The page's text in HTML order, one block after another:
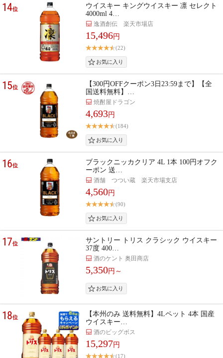
14位
ウイスキー キングウイスキー 凛 セレクト
4000ml 4…
逸酒創伝 楽天市場店
15,496円
(22)
15位
【300円OFFクーポン3日23:59まで】【全
国送料無料】…
焼酎屋ドラゴン
4,693円
(184)
16位
ブラックニッカクリア 4L 1本 100円オフク
ーポン 送…
酒舗 つつい蔵 楽天市場支店
4,560円
(90)
17位
サントリー トリス クラシック ウイスキー
37度 400…
酒のケント 奥田商店
5,350円～
18位
【本州のみ 送料無料】4Lペット 4本 国産
ウイスキー…
酒のビッグボス
15,297円
(17)